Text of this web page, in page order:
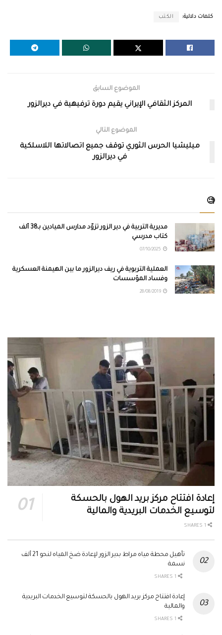
كلمات دلالية: الكتب
الموضوع السابق
المركز الثقافي الإيراني يقيم دورة ترفيهية في ديرالزور
الموضوع التالي
ميليشيا الحرس الثوري توقف جميع اتصالاتها اللاسلكية
في ديرالزور
🧐
مديرية التربية في دير الزور تزوّد مدارس الميادين بـ38 ألف
كتاب مدرسي
العملية التربوية في ريف ديرالزور ما بين الهيمنة العسكرية
وفساد المؤسسات
إعادة افتتاح مركز بريد الهول بالحسكة
لتوسيع الخدمات البريدية والمالية
تأهيل محطة مياه مراط بدير الزور لإعادة ضخ المياه لنحو 21 ألف
نسمة
إعادة افتتاح مركز بريد الهول بالحسكة لتوسيع الخدمات البريدية
والمالية